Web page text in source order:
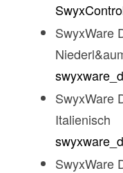
SwyxWare
SwyxWare
Italienisch
SwyxWare